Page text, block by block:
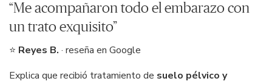
“Me acompañaron todo el embarazo con
un trato exquisito”
⭐ Reyes B. · reseña en Google
Explica que recibió tratamiento de suelo pélvico y